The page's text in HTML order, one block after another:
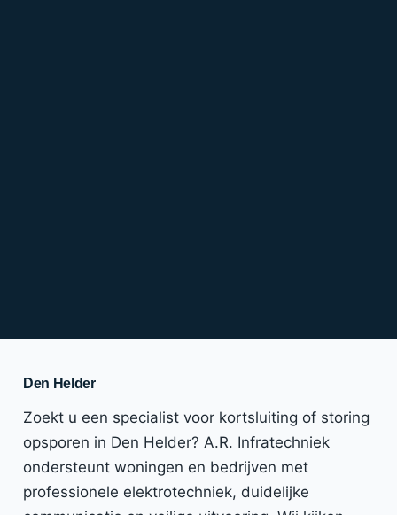
Den Helder
Zoekt u een specialist voor kortsluiting of storing
opsporen in Den Helder? A.R. Infratechniek
ondersteunt woningen en bedrijven met
professionele elektrotechniek, duidelijke